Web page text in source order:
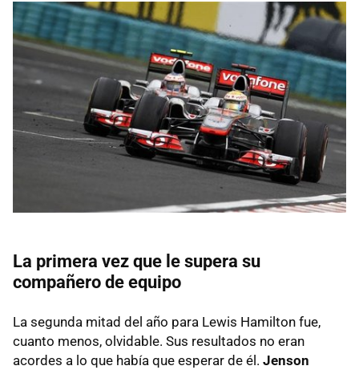
La primera vez que le supera su
compañero de equipo
La segunda mitad del año para Lewis Hamilton fue,
cuanto menos, olvidable. Sus resultados no eran
acordes a lo que había que esperar de él. Jenson